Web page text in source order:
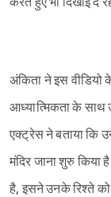
अंकिता ने इस
आध्यात्मिकता के
एक्ट्रेस ने बताया कि
मंदिर जाना शुरु किया
है, इसने उनके रिश्ते को